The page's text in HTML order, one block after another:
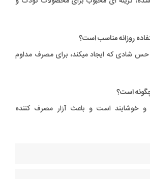
روزانه مناسب است؟
حس شادی که ایجاد میکند، برای مصرف مداوم
است؟
و خوشایند است و باعث آزار مصرف کننده